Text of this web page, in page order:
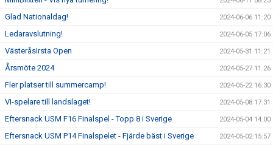
Glad Nationaldag! 2024-06-06 11:20
Ledaravslutning! 2024-06-05 17:06
VästeråsIrsta Open 2024-05-31 11:21
Årsmöte 2024 2024-05-27 11:26
Fler platser till summercamp! 2024-05-22 16:30
VI-spelare till landslaget! 2024-05-08 17:31
Eftersnack USM F16 Finalspel - Topp 8 i Sverige 2024-05-04 14:00
Eftersnack USM P14 Finalspelet - Fjärde bäst i Sverige 2024-05-02 15:57